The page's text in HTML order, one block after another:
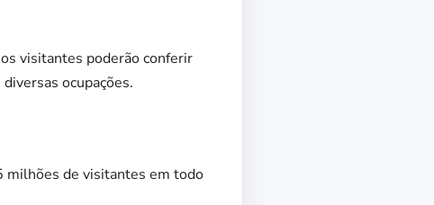
visitantes poderão conferir
ocupações.
milhões de visitantes em todo